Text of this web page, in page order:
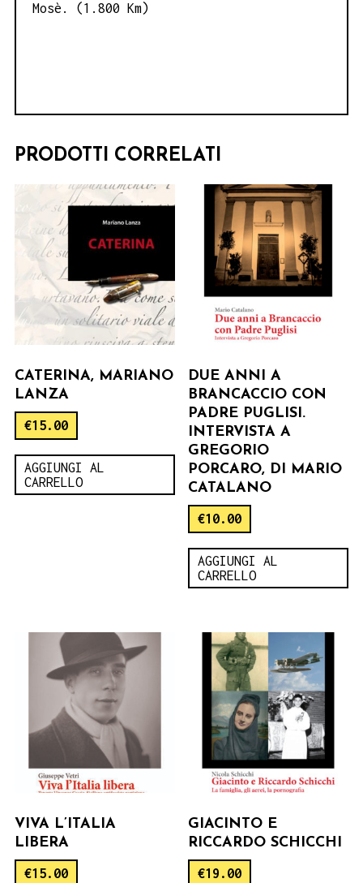
Mosè. (1.800 Km)
PRODOTTI CORRELATI
CATERINA, MARIANO
LANZA
€15.00
AGGIUNGI AL
CARRELLO
DUE ANNI A
BRANCACCIO CON
PADRE PUGLISI.
INTERVISTA A
GREGORIO
PORCARO, DI MARIO
CATALANO
€10.00
AGGIUNGI AL
CARRELLO
VIVA L’ITALIA
LIBERA
€15.00
GIACINTO E
RICCARDO SCHICCHI
€19.00